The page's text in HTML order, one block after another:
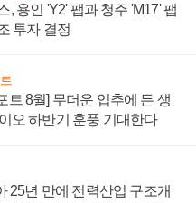
, 용인 'Y2' 팹과 청주 'M17' 팹
투자 결정
트 8월] 무더운 입추에 든 생
오 하반기 훈풍 기대한다
25년 만에 전력산업 구조개